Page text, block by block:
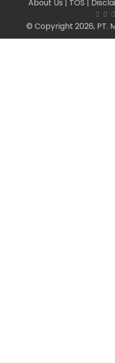
About Us | TOS |
© Copyright 2026, PT.